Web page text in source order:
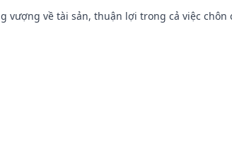
vượng về tài sản, thuận lợi trong cả việc chôn